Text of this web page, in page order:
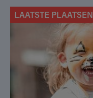
LAATSTE PLAATSEN